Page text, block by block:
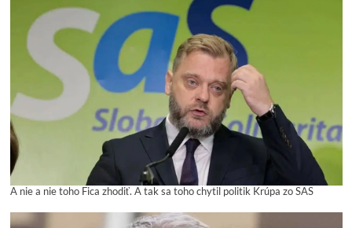
A nie a nie toho Fica zhodiť. A tak sa toho chytil politik Krúpa zo SAS